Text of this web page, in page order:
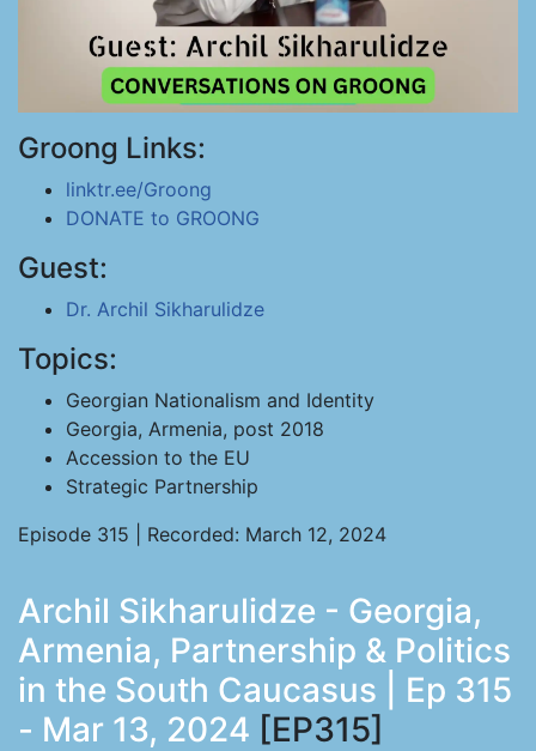
Groong Links:
linktr.ee/Groong
DONATE to GROONG
Guest:
Dr. Archil Sikharulidze
Topics:
Georgian Nationalism and Identity
Georgia, Armenia, post 2018
Accession to the EU
Strategic Partnership
Episode 315 | Recorded: March 12, 2024
Archil Sikharulidze - Georgia,
Armenia, Partnership & Politics
in the South Caucasus | Ep 315
- Mar 13, 2024 [EP315]